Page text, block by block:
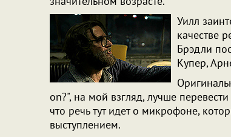
Уилл
качестве
Брэдли
Купер,
on?", на мой взгляд, лучше
что речь тут идет о микрофоне,
выступлением.